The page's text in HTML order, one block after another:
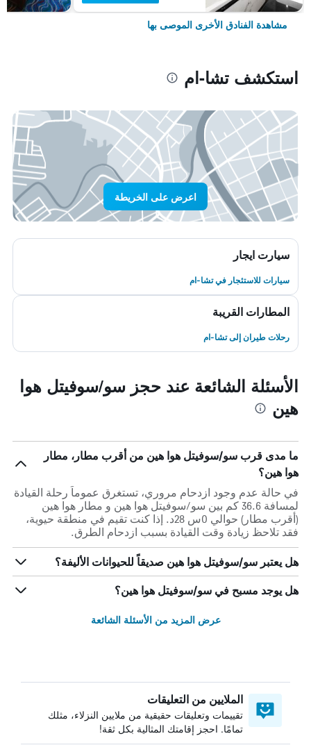
مشاهدة الفنادق الأخرى الموصى بها
استكشف تشا-ام
اعرض على الخريطة
سيارت ايجار
سيارات للاستئجار في تشا-ام
المطارات القريبة
رحلات طيران إلى تشا-ام
الأسئلة الشائعة عند حجز سو/سوفيتل هوا
هين
ما مدى قرب سو/سوفيتل هوا هين من أقرب مطار، مطار
هوا هين؟
في حالة عدم وجود ازدحام مروري، تستغرق عموماً رحلة القيادة
لمسافة 36.6 كم بين سو/سوفيتل هوا هين و مطار هوا هين
(أقرب مطار) حوالي 0س 28د. إذا كنت تقيم في منطقة حيوية،
فقد تلاحظ زيادة وقت القيادة بسبب ازدحام الطرق.
هل يعتبر سو/سوفيتل هوا هين صديقاً للحيوانات الأليفة؟
هل يوجد مسبح في سو/سوفيتل هوا هين؟
عرض المزيد من الأسئلة الشائعة
الملايين من التعليقات
تقييمات وتعليقات حقيقية من ملايين النزلاء، مثلك
تمامًا. احجز إقامتك المثالية بكل ثقة!